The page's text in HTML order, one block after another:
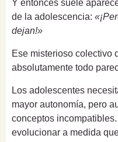
Y entonces suele
de la adolescencia:
dejan!»
Ese misterioso colectivo
absolutamente todo
Los adolescentes
mayor autonomía, pero
conceptos
evolucionar a medida